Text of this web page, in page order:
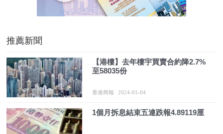
推薦新聞
【港樓】去年樓宇買賣合約降2.7%
至58035份
香港商報 2024-01-04
1個月拆息結束五連跌報4.89119厘